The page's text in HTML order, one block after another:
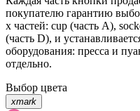
покупателю гарантию
х частей: cup (часть А),
(часть D), и
оборудования: пресса и
отдельно.
Выбор цвета
xmark